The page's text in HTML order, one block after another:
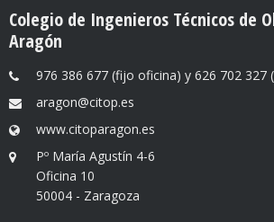
Colegio de Ingenieros Técnicos de
Aragón
976 386 677 (fijo oficina) y 626 702 327
aragon@citop.es
www.citoparagon.es
Pº María Agustín 4-6
Oficina 10
50004 - Zaragoza